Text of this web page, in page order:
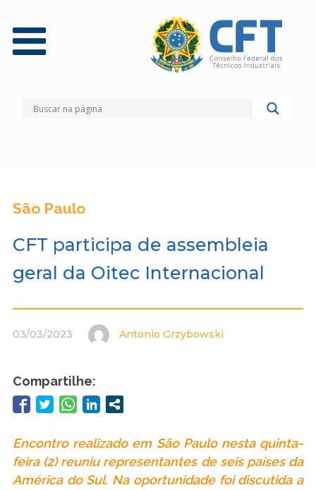
São Paulo
CFT participa de assembleia
geral da Oitec Internacional
03/03/2023 Antonio Grzybowski
Compartilhe:
Encontro realizado em São Paulo nesta quinta-
feira (2) reuniu representantes de seis países da
América do Sul. Na oportunidade foi discutida a